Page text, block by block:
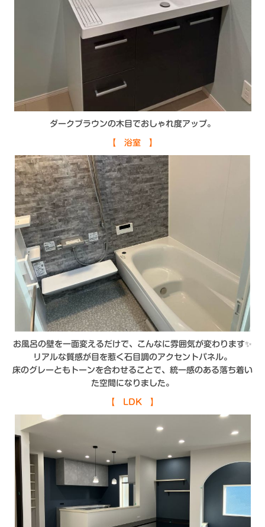
ダークブラウンの木目でおしゃれ度アップ。
【 浴室 】
お風呂の壁を一面変えるだけで、こんなに雰囲気が変わります✨
リアルな質感が目を惹く石目調のアクセントパネル。
床のグレーともトーンを合わせることで、統一感のある落ち着い
た空間になりました。
【 LDK 】